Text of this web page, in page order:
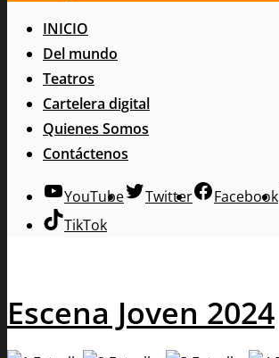
INICIO
Del mundo
Teatros
Cartelera digital
Quienes Somos
Contáctenos
YouTube Twitter Facebook
TikTok
Escena Joven 2024